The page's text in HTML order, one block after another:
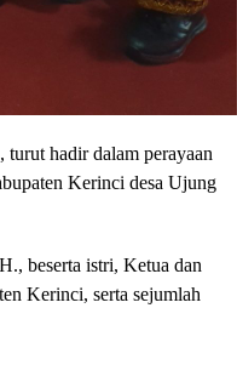
hadir dalam perayaan
Kerinci desa Ujung
beserta istri, Ketua dan
Kerinci, serta sejumlah